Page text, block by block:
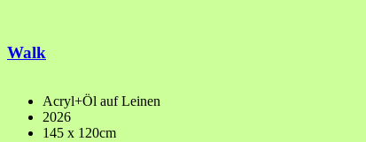
Walk
Acryl+Öl auf Leinen
2026
145 x 120cm